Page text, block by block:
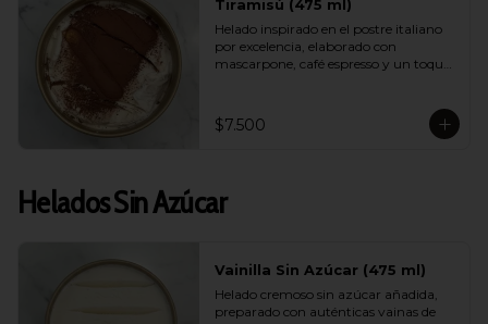
Tiramisú (475 ml)
Helado inspirado en el postre italiano
por excelencia, elaborado con
mascarpone, café espresso y un toque
esencia del tiramisú tradicional en
versión helada.
$7.500
Helados Sin Azúcar
Vainilla Sin Azúcar (475 ml)
Helado cremoso sin azúcar añadida,
preparado con auténticas vainas de